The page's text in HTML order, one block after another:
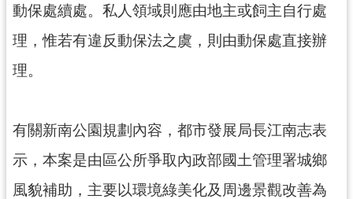
動保處續處。私人領域則應由地主或飼主自行處
理，惟若有違反動保法之虞，則由動保處直接辦
理。
有關新南公園規劃內容，都市發展局長江南志表
示，本案是由區公所爭取內政部國土管理署城鄉
風貌補助，主要以環境綠美化及周邊景觀改善為